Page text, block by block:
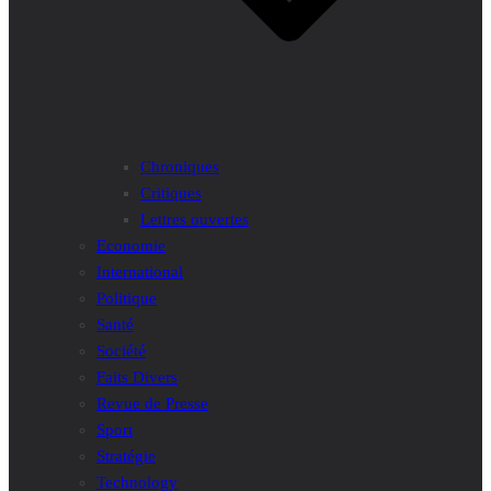
Chroniques
Critiques
Lettres ouvertes
Economie
International
Politique
Santé
Société
Faits Divers
Revue de Presse
Sport
Stratégie
Technology